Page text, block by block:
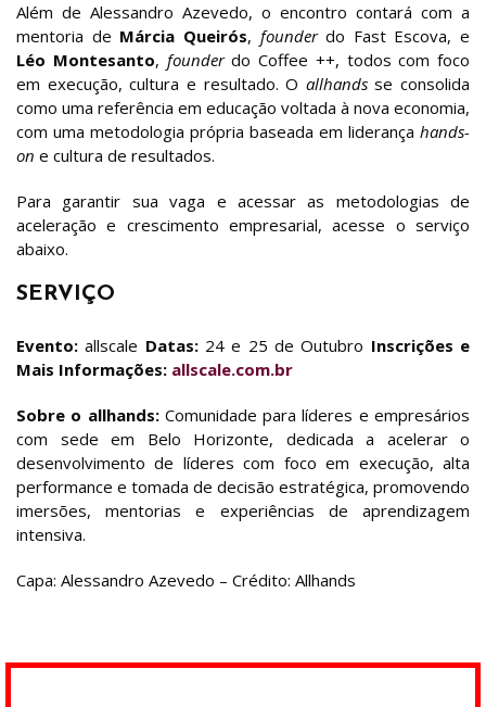
Além de Alessandro Azevedo, o encontro contará com a
mentoria de Márcia Queirós, founderdo Fast Escova, e
Léo Montesanto, founderdo Coffee ++, todos com foco
em execução, cultura e resultado. O allhandsse consolida
como uma referência em educação voltada à nova economia,
com uma metodologia própria baseada em liderança hands-
on e cultura de resultados.
Para garantir sua vaga e acessar as metodologias de
aceleração e crescimento empresarial, acesse o serviço
abaixo.
SERVIÇO
Evento: allscale Datas:24 e 25 de Outubro Inscrições e
Mais Informações: allscale.com.br
Sobre o allhands:Comunidade para líderes e empresários
com sede em Belo Horizonte, dedicada a acelerar o
desenvolvimento de líderes com foco em execução, alta
performance e tomada de decisão estratégica, promovendo
imersões, mentorias e experiências de aprendizagem
intensiva.
Capa: Alessandro Azevedo – Crédito: Allhands